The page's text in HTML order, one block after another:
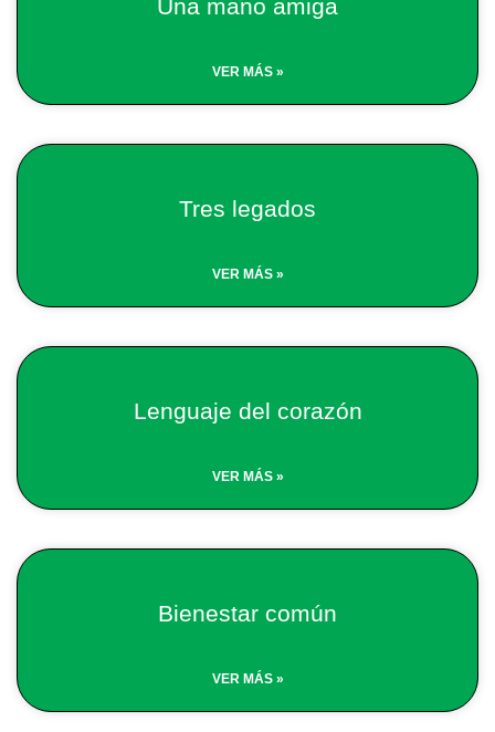
Una mano amiga
VER MÁS »
Tres legados
VER MÁS »
Lenguaje del corazón
VER MÁS »
Bienestar común
VER MÁS »